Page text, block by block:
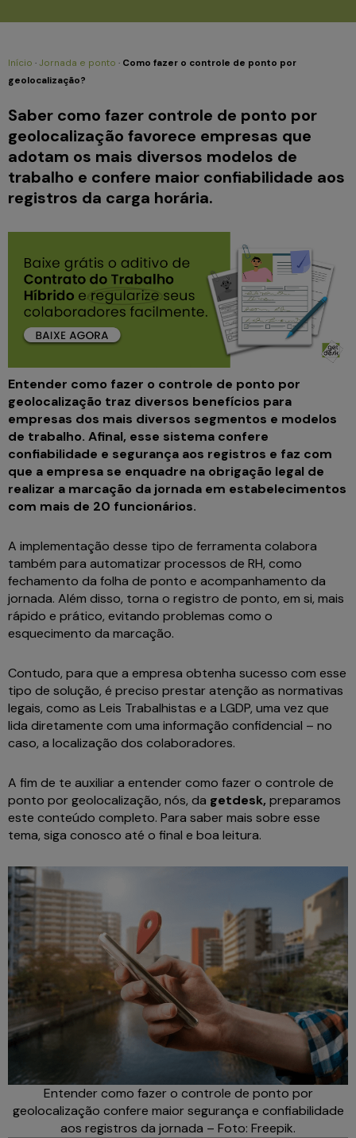
Início ·Jornada e ponto · Como fazer o controle de ponto por
geolocalização?
Saber como fazer controle de ponto por
geolocalização favorece empresas que
adotam os mais diversos modelos de
trabalho e confere maior confiabilidade aos
registros da carga horária.
Entender como fazer o controle de ponto por
geolocalização traz diversos benefícios para
empresas dos mais diversos segmentos e modelos
de trabalho. Afinal, esse sistema confere
confiabilidade e segurança aos registros e faz com
que a empresa se enquadre na obrigação legal de
realizar a marcação da jornada em estabelecimentos
com mais de 20 funcionários.
A implementação desse tipo de ferramenta colabora
também para automatizar processos de RH, como
fechamento da folha de ponto e acompanhamento da
jornada. Além disso, torna o registro de ponto, em si, mais
rápido e prático, evitando problemas como o
esquecimento da marcação.
Contudo, para que a empresa obtenha sucesso com esse
tipo de solução, é preciso prestar atenção as normativas
legais, como as Leis Trabalhistas e a LGDP, uma vez que
lida diretamente com uma informação confidencial – no
caso, a localização dos colaboradores.
A fim de te auxiliar a entender como fazer o controle de
ponto por geolocalização, nós, da getdesk, preparamos
este conteúdo completo. Para saber mais sobre esse
tema, siga conosco até o final e boa leitura.
Entender como fazer o controle de ponto por
geolocalização confere maior segurança e confiabilidade
aos registros da jornada – Foto: Freepik.